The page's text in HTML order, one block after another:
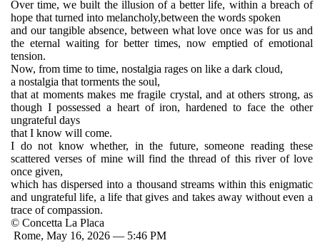
Over time, we built the illusion of a better life, within a breach of
hope that turned into melancholy,between the words spoken
and our tangible absence, between what love once was for us and
the eternal waiting for better times, now emptied of emotional
tension.
Now, from time to time, nostalgia rages on like a dark cloud,
a nostalgia that torments the soul,
that at moments makes me fragile crystal, and at others strong, as
though I possessed a heart of iron, hardened to face the other
ungrateful days
that I know will come.
I do not know whether, in the future, someone reading these
scattered verses of mine will find the thread of this river of love
once given,
which has dispersed into a thousand streams within this enigmatic
and ungrateful life, a life that gives and takes away without even a
trace of compassion.
© Concetta La Placa
Rome, May 16, 2026 — 5:46 PM